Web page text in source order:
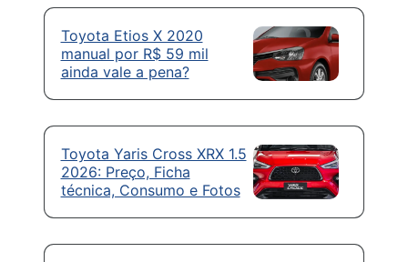
Toyota Etios X 2020
manual por R$ 59 mil
ainda vale a pena?
Toyota Yaris Cross XRX 1.5
2026: Preço, Ficha
técnica, Consumo e Fotos